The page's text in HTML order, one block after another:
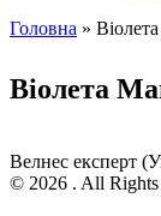
Головна »
Віолета
Велнес експерт
© 2026 . All Rights